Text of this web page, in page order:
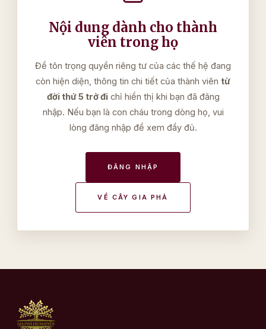
Nội dung dành cho thành
viên trong họ
Để tôn trọng quyền riêng tư của các thế hệ đang
còn hiện diện, thông tin chi tiết của thành viên từ
đời thứ 5 trở đichỉ hiển thị khi bạn đã đăng
nhập. Nếu bạn là con cháu trong dòng họ, vui
lòng đăng nhập để xem đầy đủ.
ĐĂNG NHẬP
VỀ CÂY GIA PHẢ